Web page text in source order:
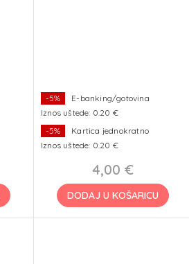
-5%
E-banking/gotovina
Iznos uštede: 0.20 €
-5%
Kartica jednokratno
Iznos uštede: 0.20 €
4,00 €
DODAJ U KOŠARICU